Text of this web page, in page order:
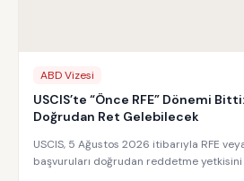
ABD Vizesi
USCIS’te “Önce RFE” Dönemi
Doğrudan Ret Gelebilecek
USCIS, 5 Ağustos 2026 itibarıyla RFE
başvuruları doğrudan reddetme yetkisini